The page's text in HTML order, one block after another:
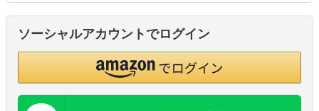
ソーシャルアカウントでログイン